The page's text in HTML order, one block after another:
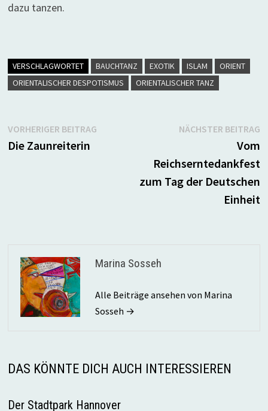
dazu tanzen.
VERSCHLAGWORTET BAUCHTANZ EXOTIK ISLAM
ORIENT
ORIENTALISCHER DESPOTISMUS
ORIENTALISCHER TANZ
Beitragsnavigation
VORHERIGER BEITRAGVorheriger
Die Zaunreiterin
NÄCHSTER BEITRAG
Vom
Reichserntedankfest
zum Tag der Deutschen
Einheit
Marina Sosseh
Alle Beiträge ansehen von Marina
Sosseh →
DAS KÖNNTE DICH AUCH INTERESSIEREN
Der Stadtpark Hannover